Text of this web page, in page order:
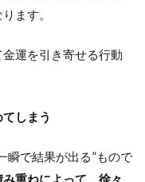
ます。
運を引き寄せる行動
しまう
瞬で結果が出る”もので
重ねによって、徐々